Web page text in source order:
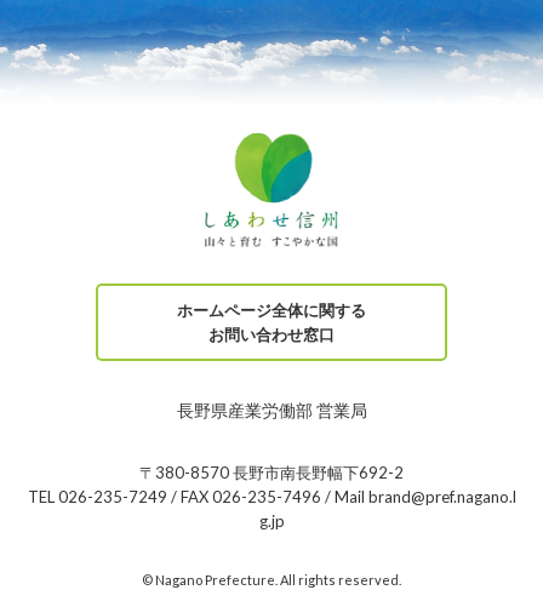
ホームページ全体に関する
お問い合わせ窓口
長野県産業労働部 営業局
〒380-8570 長野市南長野幅下692-2
TEL 026-235-7249 / FAX 026-235-7496 / Mail brand@pref.nagano.l
g.jp
© Nagano Prefecture. All rights reserved.